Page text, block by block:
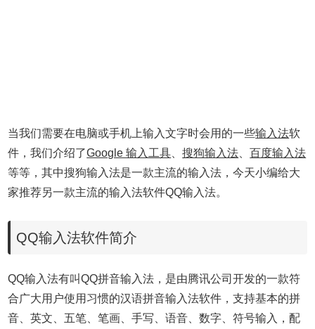
当我们需要在电脑或手机上输入文字时会用的一些输入法软
件，我们介绍了Google 输入工具 、搜狗输入法 、百度输入法
等等，其中搜狗输入法是一款主流的输入法，今天小编给大
家推荐另一款主流的输入法软件QQ输入法。
QQ输入法软件简介
QQ输入法有叫QQ拼音输入法，是由腾讯公司开发的一款符
合广大用户使用习惯的汉语拼音输入法软件，支持基本的拼
音、英文、五笔、笔画、手写、语音、数字、符号输入，配